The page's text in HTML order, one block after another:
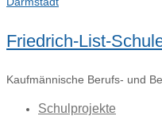
Friedrich-List-
Kaufmännische Berufs- und
Schulprojekte